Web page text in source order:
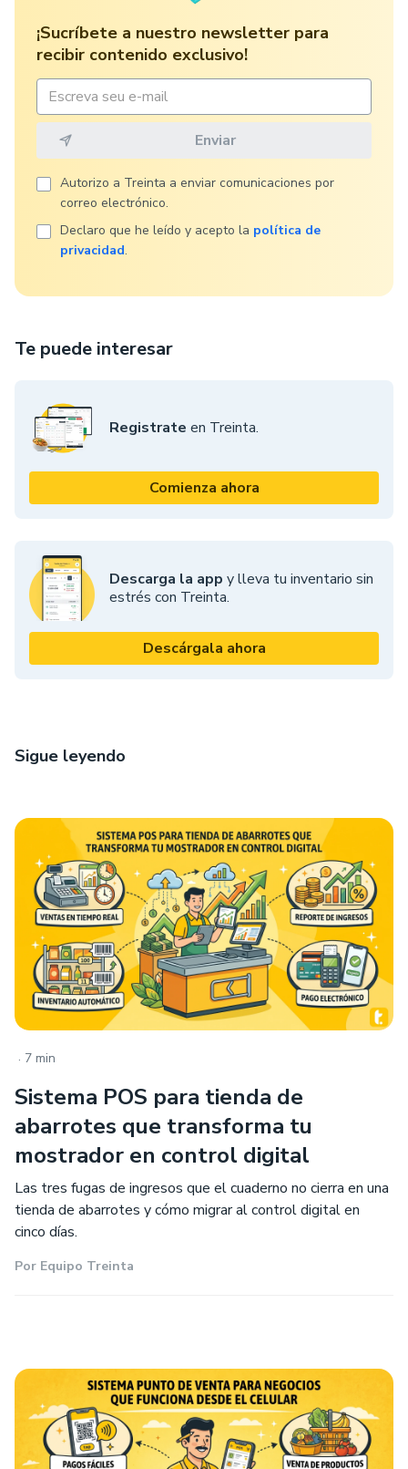
Te puede interesar
Registrate en Treinta.
Comienza ahora
Descarga la app y lleva tu inventario sin
estrés con Treinta.
Descárgala ahora
¡Sucríbete a nuestro newsletter para
recibir contenido exclusivo!
Autorizo ​​a Treinta a enviar comunicaciones por
correo electrónico.
Declaro que he leído y acepto la política de
privacidad.
Sigue leyendo
. 7 min
Sistema POS para tienda de
abarrotes que transforma tu
mostrador en control digital
Las tres fugas de ingresos que el cuaderno no cierra en una
tienda de abarrotes y cómo migrar al control digital en
cinco días.
Por Equipo Treinta